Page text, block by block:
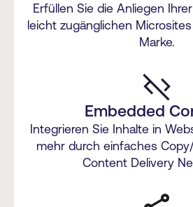
Erfüllen Sie die Anliegen
leicht zugänglichen
Marke.
Embedded
Integrieren Sie Inhalte in
mehr durch einfaches
Content Delivery